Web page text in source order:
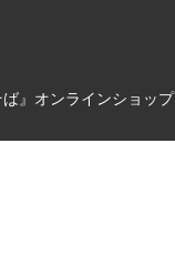
ば』オンラインショップ